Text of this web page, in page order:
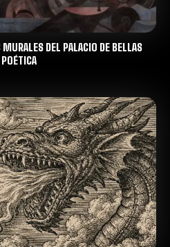
DEL PALACIO DE BELLAS